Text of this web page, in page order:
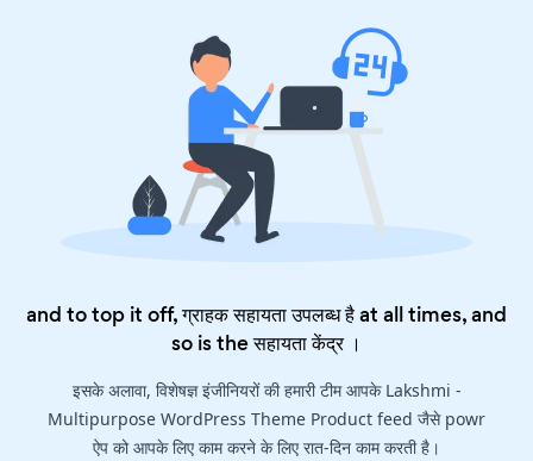
and to top it off, ग्राहक सहायता उपलब्ध है at all times, and
so is theसहायता केंद्र।
इसके अलावा, विशेषज्ञ इंजीनियरों की हमारी टीम आपके Lakshmi -
Multipurpose WordPress Theme Product feed जैसे powr
ऐप को आपके लिए काम करने के लिए रात-दिन काम करती है।